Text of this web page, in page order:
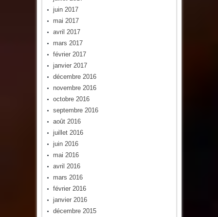
juin 2017
mai 2017
avril 2017
mars 2017
février 2017
janvier 2017
décembre 2016
novembre 2016
octobre 2016
septembre 2016
août 2016
juillet 2016
juin 2016
mai 2016
avril 2016
mars 2016
février 2016
janvier 2016
décembre 2015